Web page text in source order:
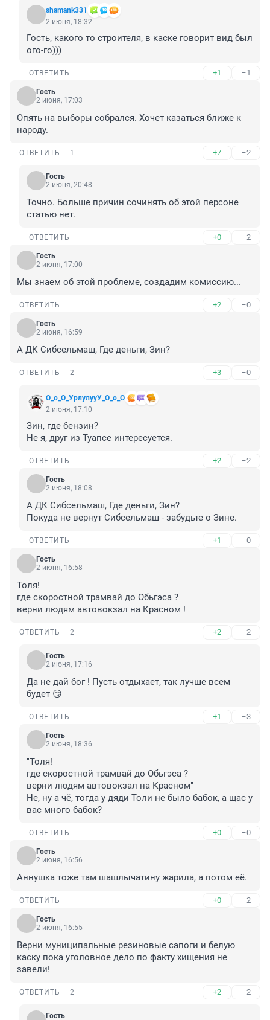
shamank331
2 июня, 18:32
Гость, какого то строителя, в каске говорит вид был
ого-го)))
ОТВЕТИТЬ +1 –1
Гость
2 июня, 17:03
Опять на выборы собрался. Хочет казаться ближе к
народу.
ОТВЕТИТЬ 1 +7 –2
Гость
2 июня, 20:48
Точно. Больше причин сочинять об этой персоне
статью нет.
ОТВЕТИТЬ +0 –2
Гость
2 июня, 17:00
Мы знаем об этой проблеме, создадим комиссию...
ОТВЕТИТЬ +2 –0
Гость
2 июня, 16:59
А ДК Сибсельмаш, Где деньги, Зин?
ОТВЕТИТЬ 2 +3 –0
О_о_О_УрлулууУ_О_о_О
2 июня, 17:10
Зин, где бензин?
Не я, друг из Туапсе интересуется.
ОТВЕТИТЬ +2 –2
Гость
2 июня, 18:08
А ДК Сибсельмаш, Где деньги, Зин?
Покуда не вернут Сибсельмаш - забудьте о Зине.
ОТВЕТИТЬ +1 –0
Гость
2 июня, 16:58
Толя!
где скоростной трамвай до Обьгэса ?
верни людям автовокзал на Красном !
ОТВЕТИТЬ 2 +2 –2
Гость
2 июня, 17:16
Да не дай бог ! Пусть отдыхает, так лучше всем
будет 😏
ОТВЕТИТЬ +1 –3
Гость
2 июня, 18:36
"Толя!
где скоростной трамвай до Обьгэса ?
верни людям автовокзал на Красном"
Не, ну а чё, тогда у дяди Толи не было бабок, а щас у
вас много бабок?
ОТВЕТИТЬ +0 –0
Гость
2 июня, 16:56
Аннушка тоже там шашлычатину жарила, а потом её.
ОТВЕТИТЬ +0 –2
Гость
2 июня, 16:55
Верни муниципальные резиновые сапоги и белую
каску пока уголовное дело по факту хищения не
завели!
ОТВЕТИТЬ 2 +2 –2
Гость